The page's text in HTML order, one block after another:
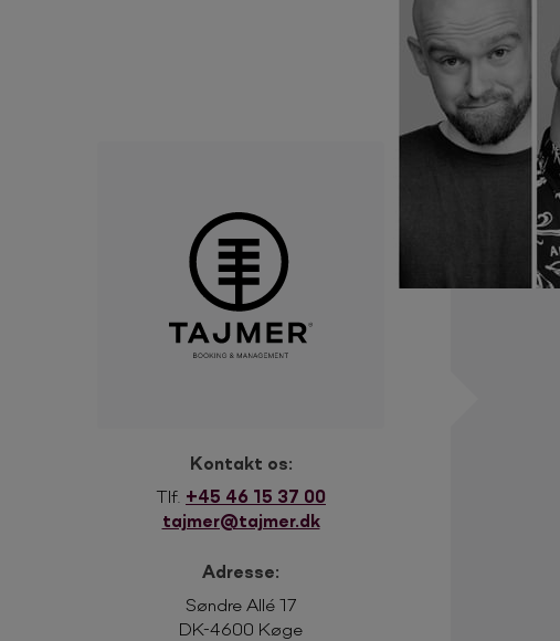
Kontakt os:
Tlf. +45 46 15 37 00
tajmer@tajmer.dk
Adresse:
Søndre Allé 17
DK-4600 Køge